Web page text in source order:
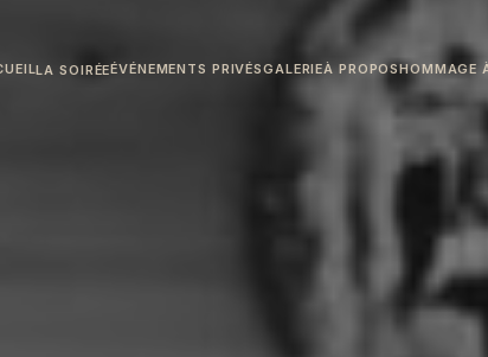
LA SOIRÉEÉVÉNEMENTS PRIVÉSGALERIEÀ PROPOSHOMMAGE